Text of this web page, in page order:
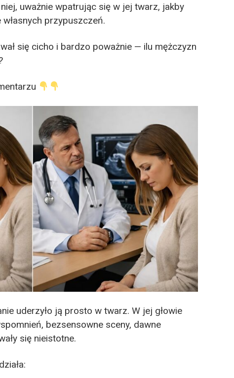
uważnie wpatrując się w jej twarz, jakby
przypuszczeń.
się cicho i bardzo poważnie — ilu mężczyzn
uderzyło ją prosto w twarz. W jej głowie
bezsensowne sceny, dawne
się nieistotne.